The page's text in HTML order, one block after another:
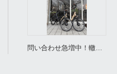
問い合わせ急増中！轍店